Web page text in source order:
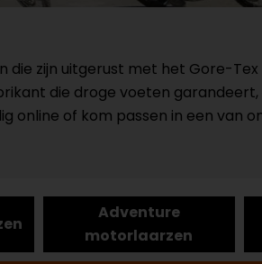
zijn uitgerust met het Gore-
die droge voeten
of kom passen in een van
Adventure
motorlaarzen